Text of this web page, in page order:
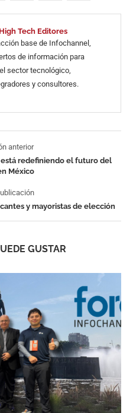
Tech Editores
base de Infochannel,
de información para
sector tecnológico,
y consultores.
anterior
redefiniendo el futuro del
México
y mayoristas de elección
GUSTAR